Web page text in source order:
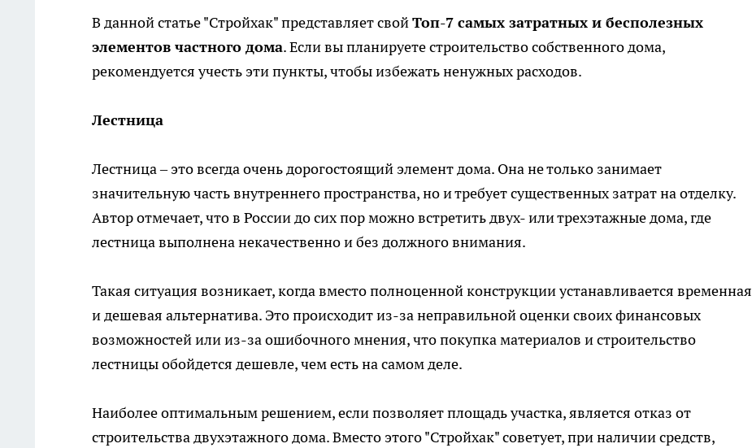
В данной статье "Стройхак" представляет свойТоп-7 самых затратных и бесполезных
элементов частного дома. Если вы планируете строительство собственного дома,
рекомендуется учесть эти пункты, чтобы избежать ненужных расходов.
Лестница
Лестница – это всегда очень дорогостоящий элемент дома. Она не только занимает
значительную часть внутреннего пространства, но и требует существенных затрат на отделку.
Автор отмечает, что в России до сих пор можно встретить двух- или трехэтажные дома, где
лестница выполнена некачественно и без должного внимания.
Такая ситуация возникает, когда вместо полноценной конструкции устанавливается временная
и дешевая альтернатива. Это происходит из-за неправильной оценки своих финансовых
возможностей или из-за ошибочного мнения, что покупка материалов и строительство
лестницы обойдется дешевле, чем есть на самом деле.
Наиболее оптимальным решением, если позволяет площадь участка, является отказ от
строительства двухэтажного дома. Вместо этого "Стройхак" советует, при наличии средств,